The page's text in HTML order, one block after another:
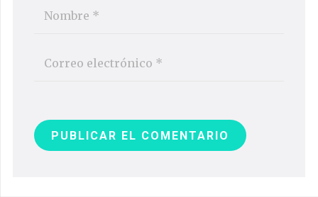
PUBLICAR EL COMENTARIO